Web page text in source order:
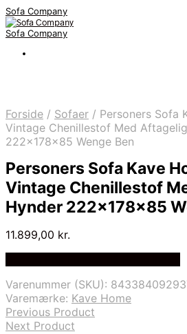
Sofa Company
Sofa Company
Forside / Sofaer / Personers Sofa
Vintage Chenillestof Med
222x178x85 Wenge Ben
Personers Sofa Kave
Vintage Chenillestof
Hynder 222x178x85
11.899,00 kr.
Varenummer (SKU):
Varemærke: Kave Home
Previous Product
Next Product